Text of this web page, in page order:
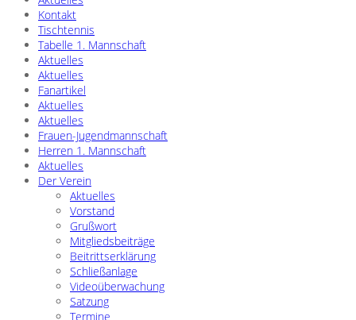
Kontakt
Tischtennis
Tabelle 1. Mannschaft
Aktuelles
Aktuelles
Fanartikel
Aktuelles
Aktuelles
Frauen-Jugendmannschaft
Herren 1. Mannschaft
Aktuelles
Der Verein
Aktuelles
Vorstand
Grußwort
Mitgliedsbeiträge
Beitrittserklärung
Schließanlage
Videoüberwachung
Satzung
Termine